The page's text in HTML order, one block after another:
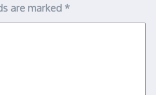
are marked *